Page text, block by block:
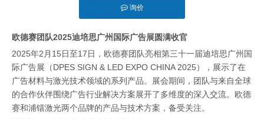
询价
["facebook","twitter","line","wechat","linkedin","pinterest","whatsapp"]
欧德赛团队2025迪培思广州国际广告展圆满收官
2025年2月15日至17日，欧德赛团队亮相第三十一届迪培思广州国
际广告展（DPES SIGN & LED EXPO CHINA 2025），展示了在
广告材料与激光技术领域的系列产品。展会期间，团队与来自全球
的合作伙伴围绕广告行业解决方案展开了多维度的深入交流。欧德
赛和浦镭激光两个品牌的产品与技术方案，备受关注。